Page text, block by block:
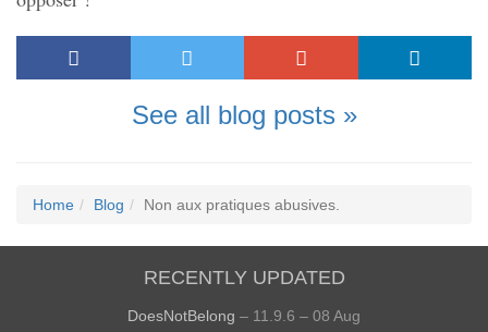
See all blog posts »
Home Blog Non aux pratiques abusives.
RECENTLY UPDATED
DoesNotBelong – 11.9.6 – 08 Aug